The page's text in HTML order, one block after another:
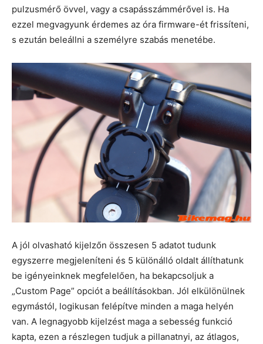
pulzusmérő övvel, vagy a csapásszámmérővel is. Ha
ezzel megvagyunk érdemes az óra firmware-ét frissíteni,
s ezután beleállni a személyre szabás menetébe.
A jól olvasható kijelzőn összesen 5 adatot tudunk
egyszerre megjeleníteni és 5 különálló oldalt állíthatunk
be igényeinknek megfelelően, ha bekapcsoljuk a
„Custom Page” opciót a beállításokban. Jól elkülönülnek
egymástól, logikusan felépítve minden a maga helyén
van. A legnagyobb kijelzést maga a sebesség funkció
kapta, ezen a részlegen tudjuk a pillanatnyi, az átlagos,